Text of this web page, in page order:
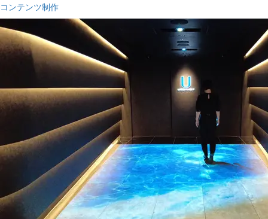
コンテンツ制作